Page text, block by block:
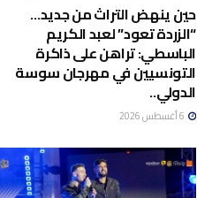
حين ينهض التراث من جديد…
“الزردة تعود” لعبد الكريم
الباسطي: تراهن على ذاكرة
التونسيين في مهرجان سوسة
الدولي..